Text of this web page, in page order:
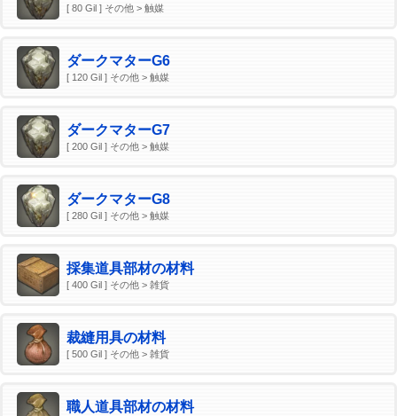
[ 80 Gil ] その他 > 触媒
ダークマターG6
[ 120 Gil ] その他 > 触媒
ダークマターG7
[ 200 Gil ] その他 > 触媒
ダークマターG8
[ 280 Gil ] その他 > 触媒
採集道具部材の材料
[ 400 Gil ] その他 > 雑貨
裁縫用具の材料
[ 500 Gil ] その他 > 雑貨
職人道具部材の材料